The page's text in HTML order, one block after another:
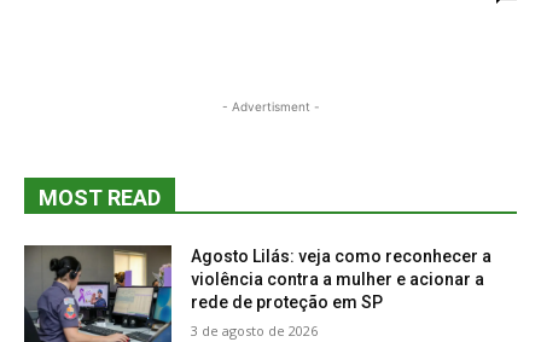
- Advertisment -
MOST READ
Agosto Lilás: veja como reconhecer a
violência contra a mulher e acionar a
rede de proteção em SP
3 de agosto de 2026